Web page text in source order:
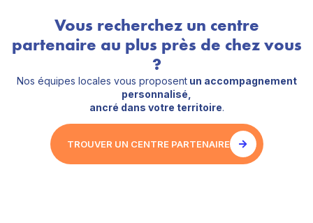
Vous recherchez un centre
partenaire au plus près de chez vous
?
Nos équipes locales vous proposentun accompagnement
personnalisé,
ancré dans votre territoire.
TROUVER UN CENTRE PARTENAIRE